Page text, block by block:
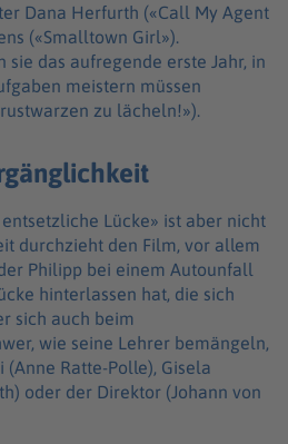
Dana Herfurth («Call My Agent
(«Smalltown Girl»).
sie das aufregende erste Jahr, in
meistern müssen
zu lächeln!»).
entsetzliche Lücke» ist aber nicht
durchzieht den Film, vor allem
Philipp bei einem Autounfall
hinterlassen hat, die sich
sich auch beim
wie seine Lehrer bemängeln,
Ratte-Polle), Gisela
oder der Direktor (Johann von